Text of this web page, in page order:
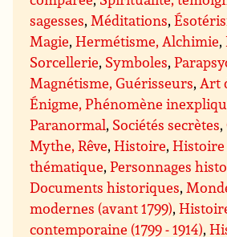
sagesses, Méditations,
Magie,Hermétisme, Alchimie,
Sorcellerie, Symboles,
Magnétisme, Guérisseurs, Art
Énigme, Phénomène
Paranormal, Sociétés secrètes,
Mythe, Rêve,Histoire,Histoire
thématique,Personnages
Documents historiques,
modernes (avant 1799),
contemporaine (1799 - 1914),